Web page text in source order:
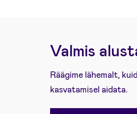
Valmis
Räägime lähemalt,
kasvatamisel aidata.